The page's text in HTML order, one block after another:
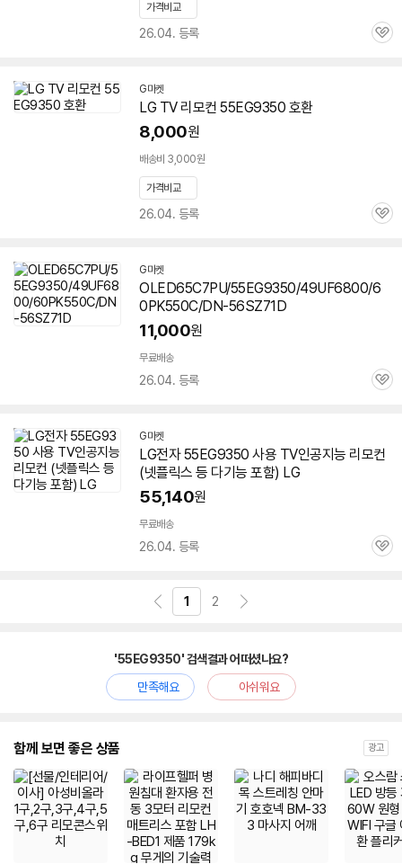
가격비교
26.04. 등록
관
G마켓
LG TV 리모컨 55EG9350 호환
8,000원
배송비 3,000원
가격비교
26.04. 등록
관
G마켓
OLED65C7PU/55EG9350/49UF6800/6
0PK550C/DN-56SZ71D
11,000원
무료배송
26.04. 등록
관
G마켓
LG전자55EG9350 사용 TV인공지능 리모컨
(넷플릭스 등 다기능 포함) LG
55,140원
무료배송
26.04. 등록
관
1 2
'55EG9350' 검색결과 어떠셨나요?
만족해요
아쉬워요
함께 보면 좋은 상품 광고